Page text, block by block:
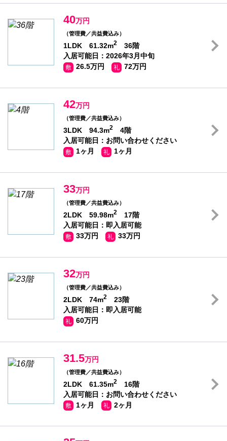
40万円
（管理費／共益費込み）
1LDK 61.32m2
36階
入居可能日：2026年3月中旬
敷 26.5万円 礼 72万円
42万円
（管理費／共益費込み）
3LDK 94.3m2
4階
入居可能日：お問い合わせください
敷 1ヶ月 礼 1ヶ月
33万円
（管理費／共益費込み）
2LDK 59.98m2
17階
入居可能日：即入居可能
敷 33万円 礼 33万円
32万円
（管理費／共益費込み）
2LDK 74m2
23階
入居可能日：即入居可能
礼 60万円
31.5万円
（管理費／共益費込み）
2LDK 61.35m2
16階
入居可能日：お問い合わせください
敷 1ヶ月 礼 2ヶ月